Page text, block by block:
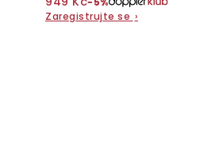
Zaregistrujte se ›